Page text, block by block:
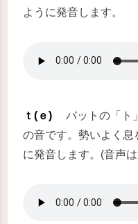
ように発音します。
ｔ(ｅ) バットの「ト
の音です。勢いよく息
に発音します。(音声